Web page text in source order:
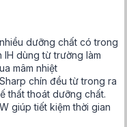
dưỡng chất có trong
dùng từ trường làm
mâm nhiệt
chín đều từ trong ra
thất thoát dưỡng chất.
giúp tiết kiệm thời gian